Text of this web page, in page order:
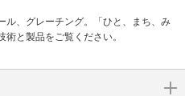
ル、グレーチング。「ひと、まち、み
と製品をご覧ください。